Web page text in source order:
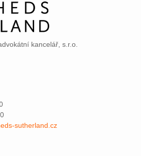
kancelář, s.r.o.
sutherland.cz